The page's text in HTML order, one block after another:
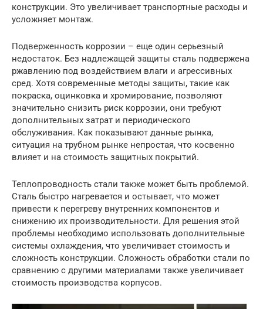
конструкции. Это увеличивает транспортные расходы и
усложняет монтаж.
Подверженность коррозии – еще один серьезный
недостаток. Без надлежащей защиты сталь подвержена
ржавлению под воздействием влаги и агрессивных
сред. Хотя современные методы защиты, такие как
покраска, оцинковка и хромирование, позволяют
значительно снизить риск коррозии, они требуют
дополнительных затрат и периодического
обслуживания. Как показывают данные рынка,
ситуация на трубном рынке непростая, что косвенно
влияет и на стоимость защитных покрытий.
Теплопроводность стали также может быть проблемой.
Сталь быстро нагревается и остывает, что может
привести к перегреву внутренних компонентов и
снижению их производительности. Для решения этой
проблемы необходимо использовать дополнительные
системы охлаждения, что увеличивает стоимость и
сложность конструкции. Сложность обработки стали по
сравнению с другими материалами также увеличивает
стоимость производства корпусов.